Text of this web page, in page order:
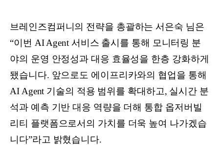
브레인즈컴퍼니의 전략을 총괄하는 서은숙 님은
“이번 AI Agent 서비스 출시를 통해 모니터링 분
야의 운영 안정성과 대응 효율성을 한층 강화하게
됐습니다. 앞으로도 에이프리카와의 협업을 통해
AI Agent 기술의 적용 범위를 확대하고, 실시간 분
석과 예측 기반 대응 역량을 더해 통합 옵저버빌
리티 플랫폼으로서의 가치를 더욱 높여 나가겠습
니다”라고 밝혔습니다.